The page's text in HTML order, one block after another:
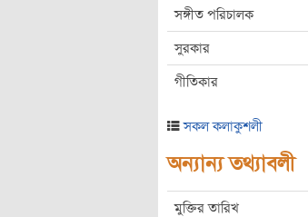
সঙ্গীত পরিচালক
সুরকার
গীতিকার
সকল কলাকুশলী
অন্যান্য তথ্যাবলী
মুক্তির তারিখ